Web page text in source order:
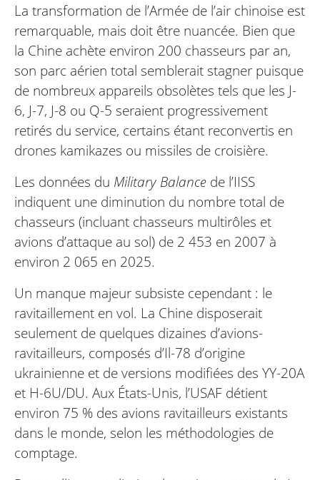
La transformation de l’Armée de l’air chinoise est
remarquable, mais doit être nuancée. Bien que
la Chine achète environ 200 chasseurs par an,
son parc aérien total semblerait stagner puisque
de nombreux appareils obsolètes tels que les J-
6, J-7, J-8 ou Q-5 seraient progressivement
retirés du service, certains étant reconvertis en
drones kamikazes ou missiles de croisière.
Les données du Military Balance de l’IISS
indiquent une diminution du nombre total de
chasseurs (incluant chasseurs multirôles et
avions d’attaque au sol) de 2 453 en 2007 à
environ 2 065 en 2025.
Un manque majeur subsiste cependant : le
ravitaillement en vol. La Chine disposerait
seulement de quelques dizaines d’avions-
ravitailleurs, composés d’Il-78 d’origine
ukrainienne et de versions modifiées des YY-20A
et H-6U/DU. Aux États-Unis, l’USAF détient
environ 75 % des avions ravitailleurs existants
dans le monde, selon les méthodologies de
comptage.